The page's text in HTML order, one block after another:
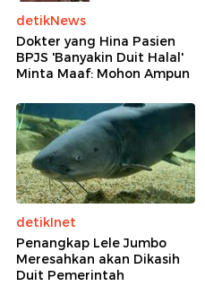
detikNews
Dokter yang Hina Pasien
BPJS 'Banyakin Duit Halal'
Minta Maaf: Mohon Ampun
detikInet
Penangkap Lele Jumbo
Meresahkan akan Dikasih
Duit Pemerintah